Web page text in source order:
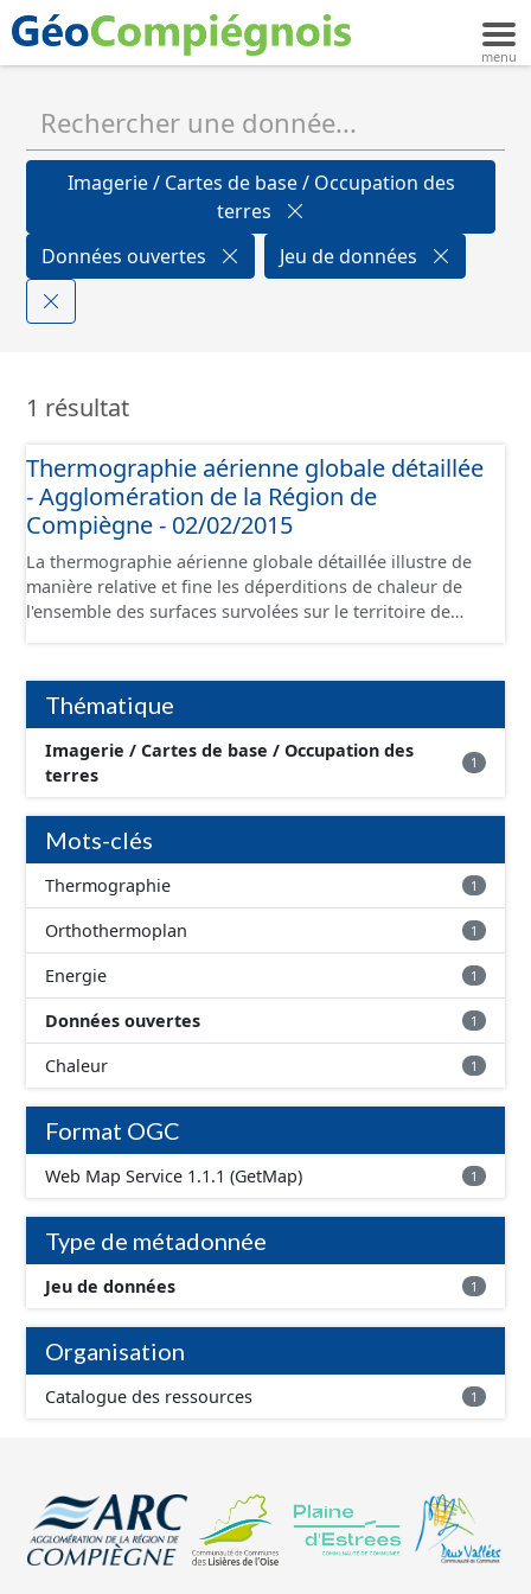
Imagerie / Cartes de base / Occupation des
terres
Données ouvertes
Jeu de données
1 résultat
Thermographie aérienne globale détaillée
- Agglomération de la Région de
Compiègne - 02/02/2015
La thermographie aérienne globale détaillée illustre de
manière relative et fine les déperditions de chaleur de
l'ensemble des surfaces survolées sur le territoire de
L'acquisition des données a été réalisée pendant la nuit
du 02/02/2015.
Thématique
Imagerie / Cartes de base / Occupation des
terres
1
Mots-clés
Thermographie 1
Orthothermoplan 1
Energie 1
Données ouvertes 1
Chaleur 1
Format OGC
Web Map Service 1.1.1 (GetMap) 1
Type de métadonnée
Jeu de données 1
Organisation
Catalogue des ressources 1